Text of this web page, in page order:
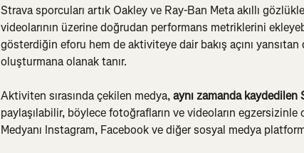
Strava sporcuları artık Oakley ve Ray-Ban Meta akıllı
videolarının üzerine doğrudan performans metriklerini
gösterdiğin eforu hem de aktiviteye dair bakış açını
oluşturmana olanak tanır.
Aktiviten sırasında çekilen medya, aynı zamanda
paylaşılabilir, böylece fotoğrafların ve videoların
Medyanı Instagram, Facebook ve diğer sosyal medya